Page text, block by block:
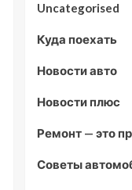
Uncategorised
Куда поехать
Новости авто
Новости плюс
Ремонт — это
Советы